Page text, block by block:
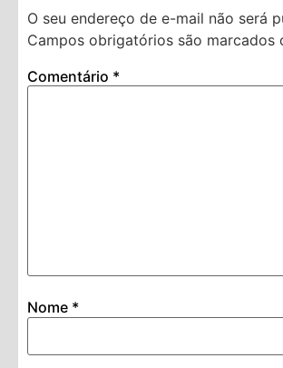
O seu endereço de e-mail não será
Campos obrigatórios são marcados
Comentário *
Nome *